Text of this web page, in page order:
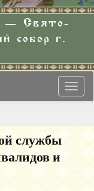
— Свято-
собор г.
службы
и